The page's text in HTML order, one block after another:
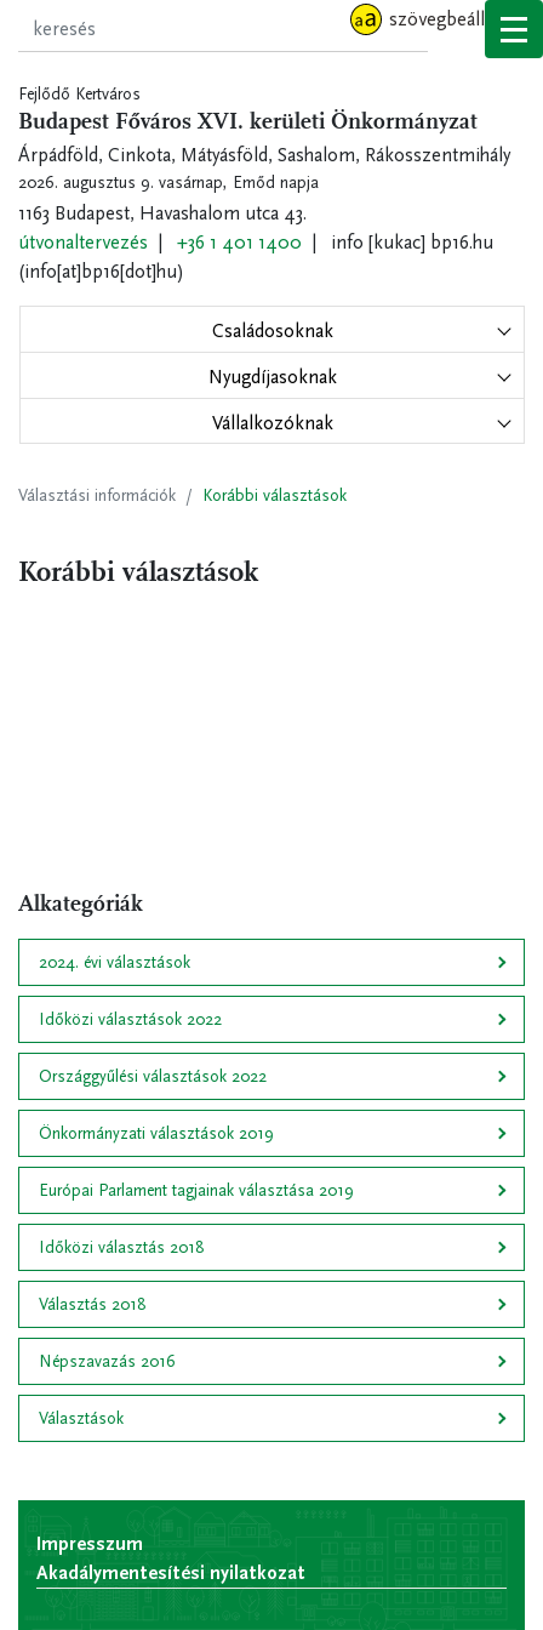
szövegbeállítások
Fejlődő Kertváros
Budapest Főváros XVI. kerületi Önkormányzat
Árpádföld, Cinkota, Mátyásföld, Sashalom, Rákosszentmihály
2026. augusztus 9. vasárnap, Emőd napja
1163 Budapest, Havashalom utca 43.
útvonaltervezés
+36 1 401 1400 info [kukac] bp16.hu
(info[at]bp16[dot]hu)
Családosoknak
Nyugdíjasoknak
Vállalkozóknak
Választási információk Korábbi választások
Korábbi választások
Alkategóriák
2024. évi választások
Időközi választások 2022
Országgyűlési választások 2022
Önkormányzati választások 2019
Európai Parlament tagjainak választása 2019
Időközi választás 2018
Választás 2018
Népszavazás 2016
Választások
Impresszum
Akadálymentesítési nyilatkozat